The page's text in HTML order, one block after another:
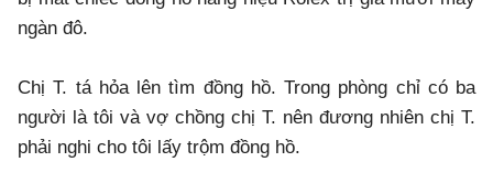
ngàn đô.
Chị T. tá hỏa lên tìm đồng hồ. Trong phòng chỉ có ba
người là tôi và vợ chồng chị T. nên đương nhiên chị T.
phải nghi cho tôi lấy trộm đồng hồ.